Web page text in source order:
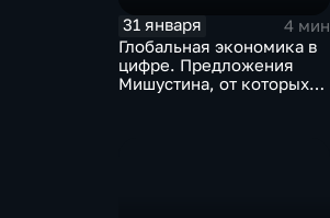
31 января
4 мин
Глобальная экономика в
цифре. Предложения
Мишустина, от которых